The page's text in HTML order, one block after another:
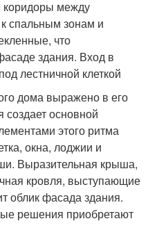
коридоры между
спальным зонам и
что
здания. Вход в
лестничной клеткой
дома выражено в его
создает основной
этого ритма
окна, лоджии и
Выразительная крыша,
кровля, выступающие
облик фасада здания.
решения приобретают